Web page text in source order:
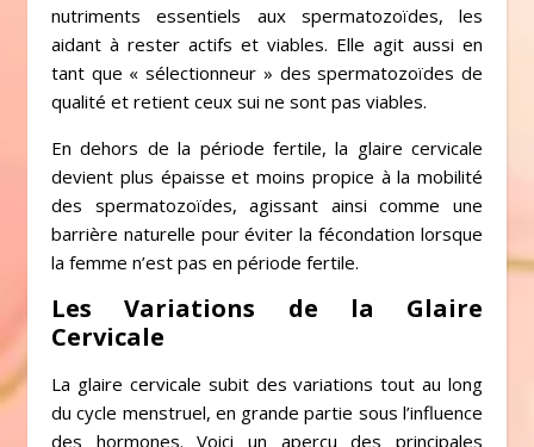
nutriments essentiels aux spermatozoïdes, les
aidant à rester actifs et viables. Elle agit aussi en
tant que « sélectionneur » des spermatozoïdes de
qualité et retient ceux sui ne sont pas viables.
En dehors de la période fertile, la glaire cervicale
devient plus épaisse et moins propice à la mobilité
des spermatozoïdes, agissant ainsi comme une
barrière naturelle pour éviter la fécondation lorsque
la femme n’est pas en période fertile.
Les Variations de la Glaire
Cervicale
La glaire cervicale subit des variations tout au long
du cycle menstruel, en grande partie sous l’influence
des hormones. Voici un aperçu des principales